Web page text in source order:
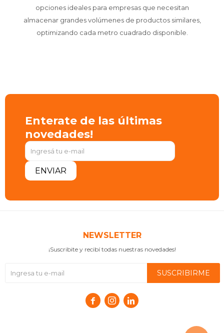
opciones ideales para empresas que necesitan
almacenar grandes volúmenes de productos similares,
optimizando cada metro cuadrado disponible.
Enterate de las últimas
novedades!
ENVIAR
NEWSLETTER
¡Suscribite y recibí todas nuestras novedades!
SUSCRIBIRME
  